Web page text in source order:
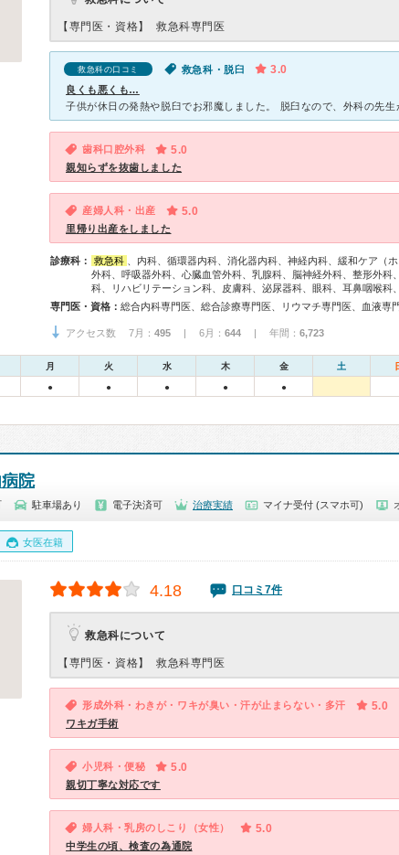
【専門医・資格】 救急科専門医
救急科の口コミ 救急科・脱臼 3.0
良くも悪くも…
歯科口腔外科 5.0
親知らずを抜歯しました
産婦人科・出産 5.0
里帰り出産をしました
診療科： 救急科
、内科、循環器内科、消化器内科、神経内科、緩和ケア（
外科、呼吸器外科、心臓血管外科、乳腺科、脳神経外科、整形外科
科、リハビリテーション科、皮膚科、泌尿器科、眼科、耳鼻咽喉科
専門医・資格：
アクセス数 7月： 495 | 6月： 644 | 年間： 6,723
月 火 水 木 金 土
● ● ● ● ●
院
駐車場あり 電子決済可 治療実績 マイナ受付 (スマホ可)
女医在籍
4.18 口コミ7件
救急科について
【専門医・資格】 救急科専門医
形成外科・わきが・ワキが臭い・汗が止まらない・多汗 5.0
ワキガ手術
小児科・便秘 5.0
親切丁寧な対応です
婦人科・乳房のしこり（女性） 5.0
中学生の頃、検査の為通院